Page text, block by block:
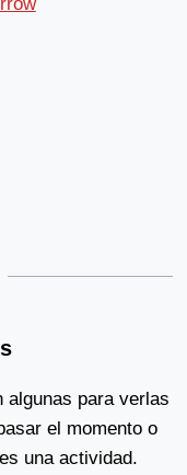
algunas para verlas
el momento o
una actividad.